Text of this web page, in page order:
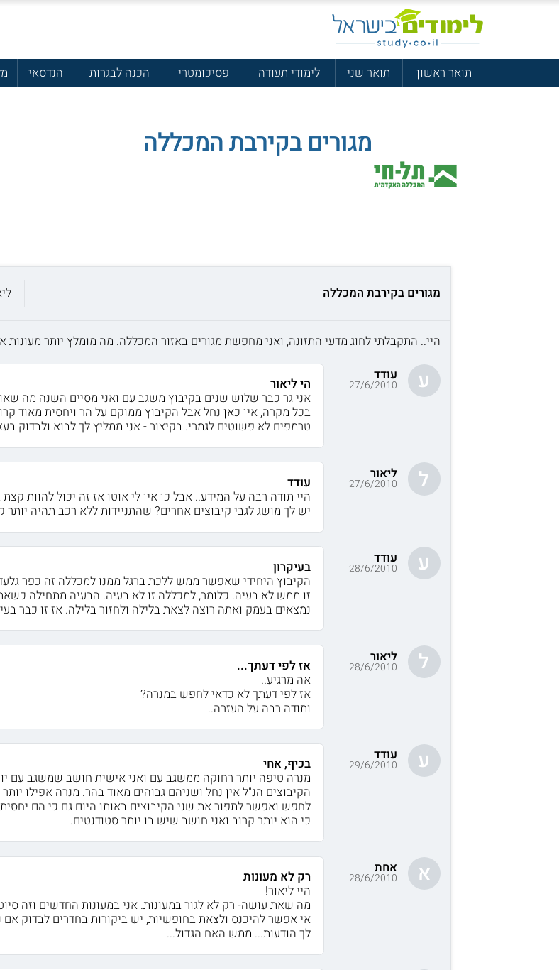
תואר ראשון תואר שני לימודי תעודה פסיכומטרי הכנה לבגרות הנדסאי
מגורים בקירבת המכללה
מגורים בקירבת המכללה
היי.. התקבלתי לחוג מדעי התזונה, ואני מחפשת מגורים באזור המכללה. מה מומלץ יותר
ע עודד
27/6/2010
הי ליאור
אני גר כבר שלוש שנים בקיבוץ משגב עם ואני מסיים השנה מה
בכל מקרה, אין כאן נחל אבל הקיבוץ ממוקם על הר ויחסית מאוד
טרמפים לא פשוטים לגמרי. בקיצור - אני ממליץ לך לבוא ולבדוק
ל ליאור
27/6/2010
עודד
היי תודה רבה על המידע.. אבל כן אין לי אוטו אז זה יכול להוות קצת
יש לך מושג לגבי קיבוצים אחרים? שהתניידות ללא רכב תהיה יותר
ע עודד
28/6/2010
בעיקרון
הקיבוץ היחידי שאפשר ממש ללכת ברגל ממנו למכללה זה כפר
זו ממש לא בעיה. כלומר, למכללה זו לא בעיה. הבעיה מתחילה
נמצאים בעמק ואתה רוצה לצאת בלילה ולחזור בלילה. אז זו כבר
ל ליאור
28/6/2010
אז לפי דעתך...
אה מרגיע..
אז לפי דעתך לא כדאי לחפש במנרה?
ותודה רבה על העזרה..
ע עודד
29/6/2010
בכיף, אחי
מנרה טיפה יותר רחוקה ממשגב עם ואני אישית חושב שמשגב עם
הקיבוצים הנ"ל אין נחל ושניהם גבוהים מאוד בהר. מנרה אפילו
לחפש ואפשר לתפור את שני הקיבוצים באותו היום גם כי הם
כי הוא יותר קרוב ואני חושב שיש בו יותר סטודנטים.
א אחת
28/6/2010
רק לא מעונות
היי ליאור!
מה שאת עושה- רק לא לגור במעונות. אני במעונות החדשים וזה
אי אפשר להיכנס ולצאת בחופשיות, יש ביקורות בחדרים לבדוק
לך הודעות... ממש האח הגדול...